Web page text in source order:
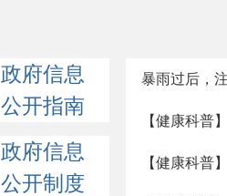
政府信息
公开指南
政府信息
公开制度
暴雨过后，
【健康科普
【健康科普